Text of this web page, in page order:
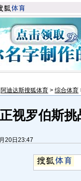
阿迪达斯搜狐体育 > 综合体育
视罗伯斯
20日23:47